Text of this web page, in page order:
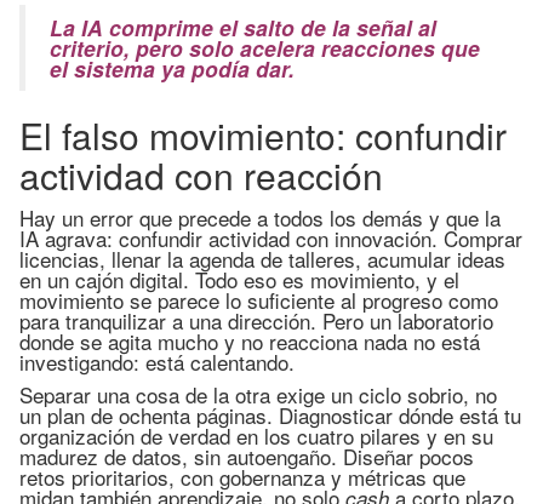
La IA comprime el salto de la señal al
criterio, pero solo acelera reacciones que
el sistema ya podía dar.
El falso movimiento: confundir
actividad con reacción
Hay un error que precede a todos los demás y que la
IA agrava: confundir actividad con innovación. Comprar
licencias, llenar la agenda de talleres, acumular ideas
en un cajón digital. Todo eso es movimiento, y el
movimiento se parece lo suficiente al progreso como
para tranquilizar a una dirección. Pero un laboratorio
donde se agita mucho y no reacciona nada no está
investigando: está calentando.
Separar una cosa de la otra exige un ciclo sobrio, no
un plan de ochenta páginas. Diagnosticar dónde está tu
organización de verdad en los cuatro pilares y en su
madurez de datos, sin autoengaño. Diseñar pocos
retos prioritarios, con gobernanza y métricas que
midan también aprendizaje, no solo a corto plazo.